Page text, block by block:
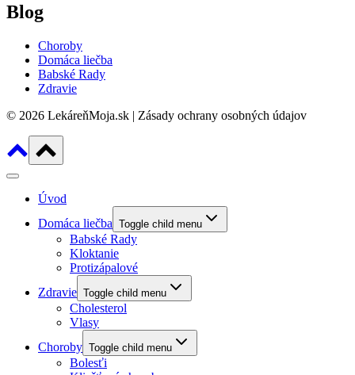
Blog
Choroby
Domáca liečba
Babské Rady
Zdravie
© 2026 LekáreňMoja.sk | Zásady ochrany osobných údajov
Úvod
Domáca liečba Toggle child menu
Babské Rady
Kloktanie
Protizápalové
Zdravie Toggle child menu
Cholesterol
Vlasy
Choroby Toggle child menu
Bolesťi